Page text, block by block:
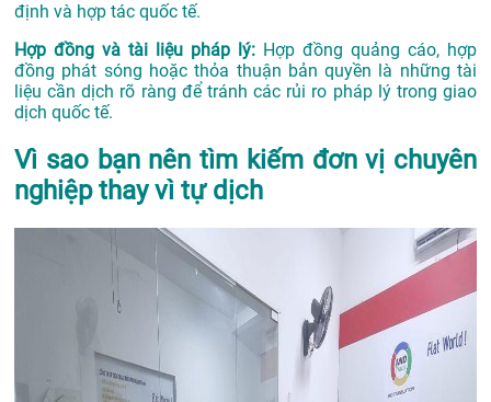
định và hợp tác quốc tế.
Hợp đồng và tài liệu pháp lý: Hợp đồng quảng cáo, hợp
đồng phát sóng hoặc thỏa thuận bản quyền là những tài
liệu cần dịch rõ ràng để tránh các rủi ro pháp lý trong giao
dịch quốc tế.
Vì sao bạn nên tìm kiếm đơn vị chuyên
nghiệp thay vì tự dịch